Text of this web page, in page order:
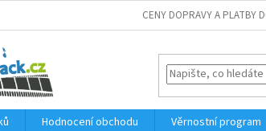
CENY DOPRAVY A PLATBY
Hodnocení obchodu Věrnostní program